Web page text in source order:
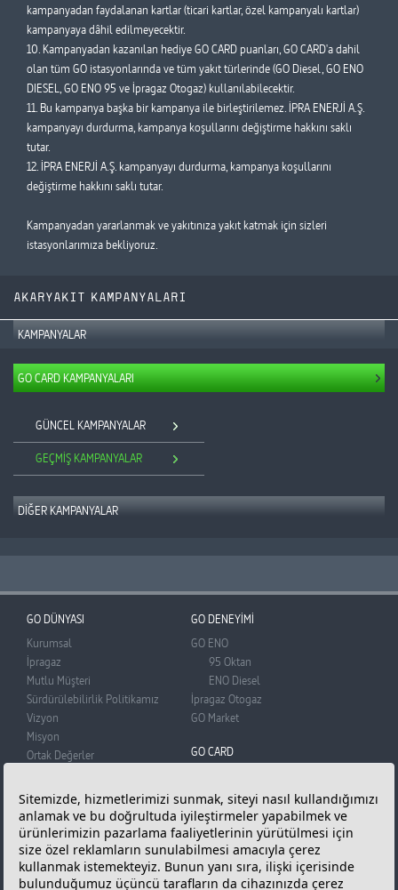
kampanyadan faydalanan kartlar (ticari kartlar, özel kampanyalı kartlar)
kampanyaya dâhil edilmeyecektir.
10. Kampanyadan kazanılan hediye GO CARD puanları, GO CARD'a dahil
olan tüm GO istasyonlarında ve tüm yakıt türlerinde (GO Diesel, GO ENO
DIESEL, GO ENO 95 ve İpragaz Otogaz) kullanılabilecektir.
11. Bu kampanya başka bir kampanya ile birleştirilemez. İPRA ENERJİ A.Ş.
kampanyayı durdurma, kampanya koşullarını değiştirme hakkını saklı
tutar.
12. İPRA ENERJİ A.Ş. kampanyayı durdurma, kampanya koşullarını
değiştirme hakkını saklı tutar.
Kampanyadan yararlanmak ve yakıtınıza yakıt katmak için sizleri
istasyonlarımıza bekliyoruz.
AKARYAKIT KAMPANYALARI
KAMPANYALAR
GO CARD KAMPANYALARI
GÜNCEL KAMPANYALAR
GEÇMİŞ KAMPANYALAR
DİĞER KAMPANYALAR
GEÇMİŞ KAMPANYALAR
GO DÜNYASI
Kurumsal
İpragaz
Mutlu Müşteri
Sürdürülebilirlik Politikamız
Vizyon
Misyon
Ortak Değerler
Basın Odası
Reklam Filmi
Bilgi Toplumu Hizmetleri
Kişisel Verilerin Korunması
Çerez Politikası ve Çerez
Tercihleriniz
GO DENEYİMİ
GO ENO
95 Oktan
ENO Diesel
İpragaz Otogaz
GO Market
GO CARD
Üye Olun
Puan Kazanın
Puanlarınızı Kullanın
Sıkça Sorunlan Sorular
ONLINE İŞLEMLER